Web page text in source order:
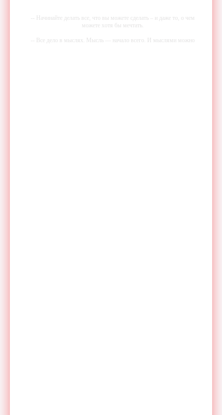
-- Начинайте делать все, что вы можете сделать – и даже то, о чем
можете хотя бы мечтать.
-- Все дело в мыслях. Мысль — начало всего. И мыслями можно